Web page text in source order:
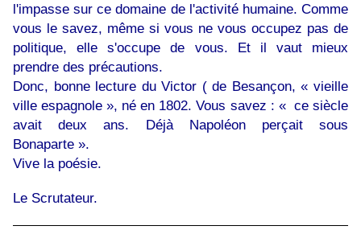
l'impasse sur ce domaine de l'activité humaine. Comme
vous le savez, même si vous ne vous occupez pas de
politique, elle s'occupe de vous. Et il vaut mieux
prendre des précautions.
Donc, bonne lecture du Victor ( de Besançon, « vieille
ville espagnole », né en 1802. Vous savez : « ce siècle
avait deux ans. Déjà Napoléon perçait sous
Bonaparte ».
Vive la poésie.
Le Scrutateur.